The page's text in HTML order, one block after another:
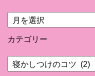
月
別
カテゴリー
カ
テ